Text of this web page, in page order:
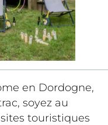
en Dordogne,
soyez au
touristiques